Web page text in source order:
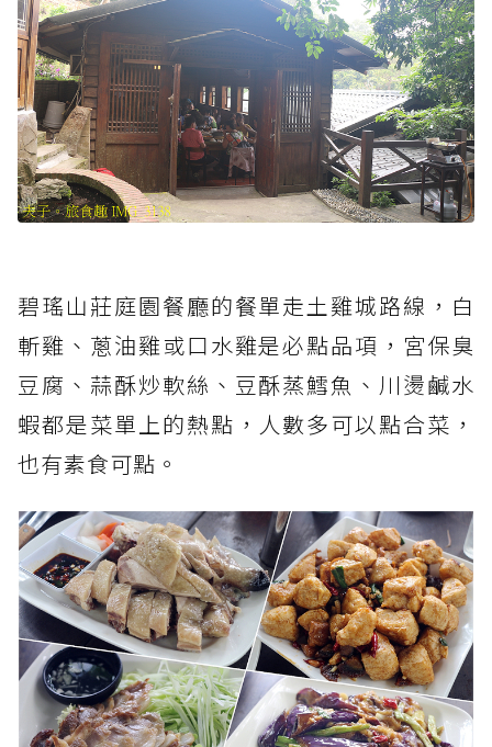
碧瑤山莊庭園餐廳的餐單走土雞城路線，白
斬雞、蔥油雞或口水雞是必點品項，宮保臭
豆腐、蒜酥炒軟絲、豆酥蒸鱈魚、川燙鹹水
蝦都是菜單上的熱點，人數多可以點合菜，
也有素食可點。